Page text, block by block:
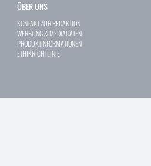
ÜBER UNS
KONTAKT ZUR REDAKTION
WERBUNG & MEDIADATEN
PRODUKTINFORMATIONEN
ETHIKRICHTLINIE